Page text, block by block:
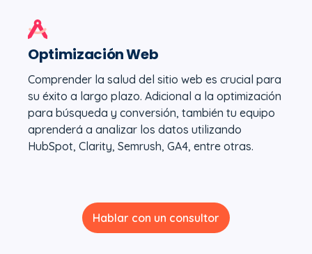
Optimización Web
Comprender la salud del sitio web es crucial para
su éxito a largo plazo. Adicional a la optimización
para búsqueda y conversión, también tu equipo
aprenderá a analizar los datos utilizando
HubSpot, Clarity, Semrush, GA4, entre otras.
Hablar con un consultor